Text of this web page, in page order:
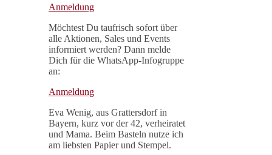
Anmeldung
Möchtest Du taufrisch sofort über
alle Aktionen, Sales und Events
informiert werden? Dann melde
Dich für die WhatsApp-Infogruppe
an:
Anmeldung
Eva Wenig, aus Grattersdorf in
Bayern, kurz vor der 42, verheiratet
und Mama. Beim Basteln nutze ich
am liebsten Papier und Stempel.